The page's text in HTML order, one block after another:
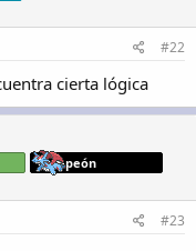
#22
cierta lógica
Campeón
#23